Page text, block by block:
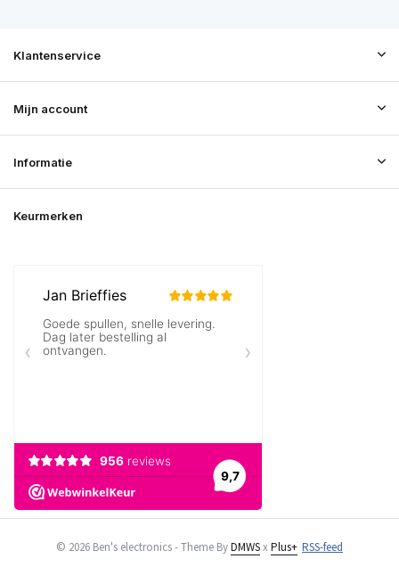
Klantenservice
Mijn account
Informatie
Keurmerken
© 2026 Ben's electronics - Theme ByDMWSxPlus+ RSS-feed